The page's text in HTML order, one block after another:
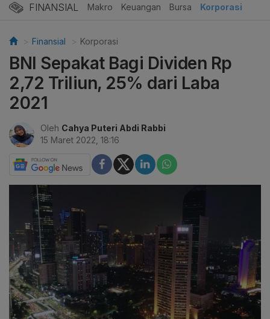
FINANSIAL Makro Keuangan Bursa Korporasi
Finansial Korporasi
BNI Sepakat Bagi Dividen Rp
2,72 Triliun, 25% dari Laba
2021
Oleh Cahya Puteri Abdi Rabbi
15 Maret 2022, 18:16